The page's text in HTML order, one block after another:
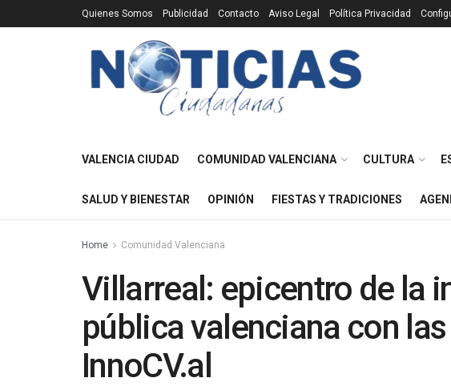
Quienes Somos Publicidad Contacto Aviso Legal Política Privacidad
VALENCIA CIUDAD COMUNIDAD VALENCIANA CULTURA
SALUD Y BIENESTAR OPINIÓN FIESTAS Y TRADICIONES
Home Comunidad Valenciana
Villarreal: epicentro de la
pública valenciana con
InnoCV.al